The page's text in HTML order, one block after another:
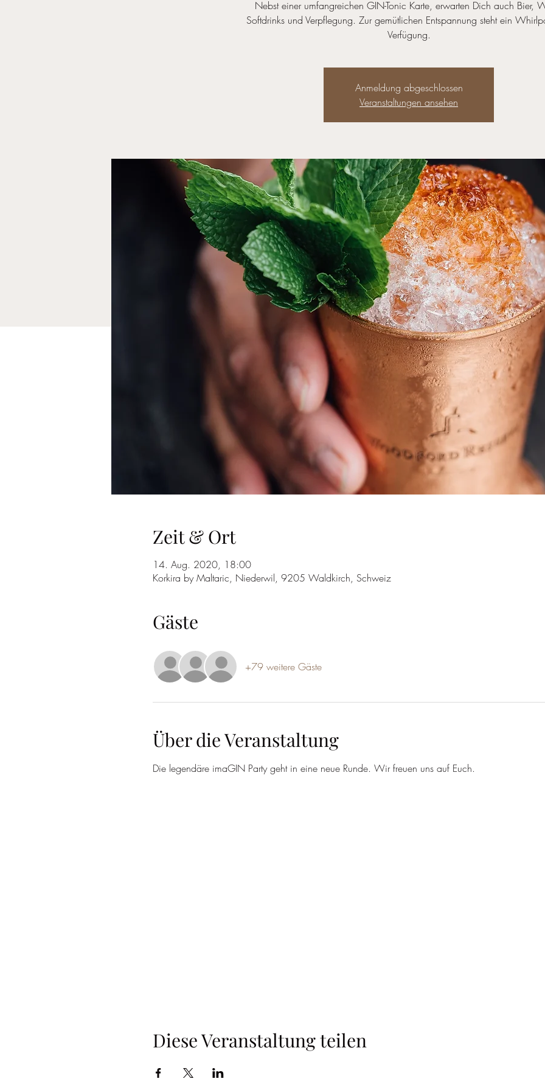
Nebst einer umfangreichen GIN-Tonic Karte, erwarten Dich auch Bier,
Softdrinks und Verpflegung. Zur gemütlichen Entspannung steht ein
Verfügung.
Anmeldung abgeschlossen
Veranstaltungen ansehen
Zeit & Ort
14. Aug. 2020, 18:00
Korkira by Maltaric, Niederwil, 9205 Waldkirch, Schweiz
Gäste
+79 weitere Gäste
Über die Veranstaltung
Die legendäre imaGIN Party geht in eine neue Runde. Wir freuen uns auf Euch.
Diese Veranstaltung teilen